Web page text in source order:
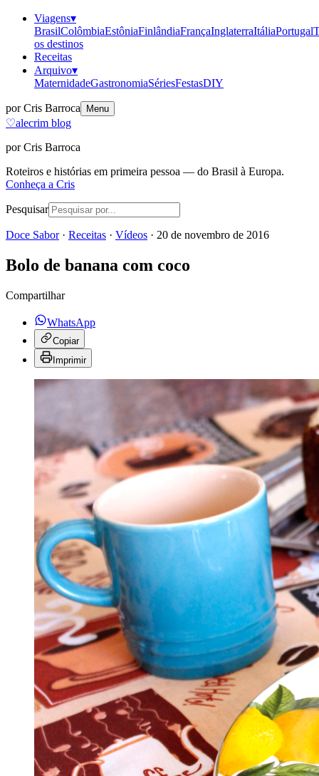
Viagens▾
BrasilColômbiaEstôniaFinlândiaFrançaInglaterraItáliaPortugal
os destinos
Receitas
Arquivo▾
MaternidadeGastronomiaSériesFestasDIY
por Cris Barroca Menu
♡alecrim blog
por Cris Barroca
Roteiros e histórias em primeira pessoa — do Brasil à Europa.
Conheça a Cris
Pesquisar
Doce Sabor· Receitas · Vídeos · 20 de novembro de 2016
Bolo de banana com coco
Compartilhar
WhatsApp
Copiar
Imprimir